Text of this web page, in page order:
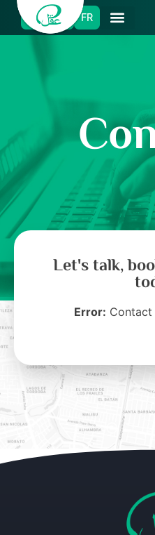
ES EN FR
Let's talk,
Error: